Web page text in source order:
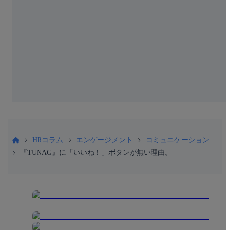
HRコラム エンゲージメント
コミュニケーション
『TUNAG』に「いいね！」ボタンが無い理由。